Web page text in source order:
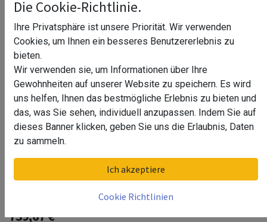
Bodenprofil, EG Max "Y", Seitenm.,
MOD 8540, Gebürstet, Aluminium^
739,67€
Die Cookie-Richtlinie.
Ihre Privatsphäre ist unsere Priorität. Wir verwenden
Cookies, um Ihnen ein besseres Benutzererlebnis zu
bieten.
Wir verwenden sie, um Informationen über Ihre
Gewohnheiten auf unserer Website zu speichern. Es wird
uns helfen, Ihnen das bestmögliche Erlebnis zu bieten und
das, was Sie sehen, individuell anzupassen. Indem Sie auf
dieses Banner klicken, geben Sie uns die Erlaubnis, Daten
zu sammeln.
Ich akzeptiere
Cookie Richtlinien